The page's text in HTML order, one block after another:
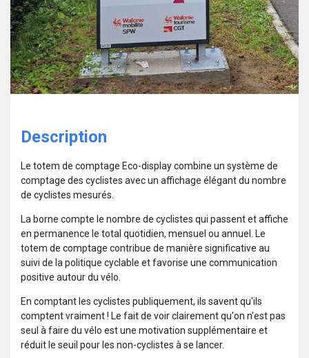
Description
Le totem de comptage Eco-display combine un système de
comptage des cyclistes avec un affichage élégant du nombre
de cyclistes mesurés.
La borne compte le nombre de cyclistes qui passent et affiche
en permanence le total quotidien, mensuel ou annuel. Le
totem de comptage contribue de manière significative au
suivi de la politique cyclable et favorise une communication
positive autour du vélo.
En comptant les cyclistes publiquement, ils savent qu'ils
comptent vraiment ! Le fait de voir clairement qu'on n'est pas
seul à faire du vélo est une motivation supplémentaire et
réduit le seuil pour les non-cyclistes à se lancer.